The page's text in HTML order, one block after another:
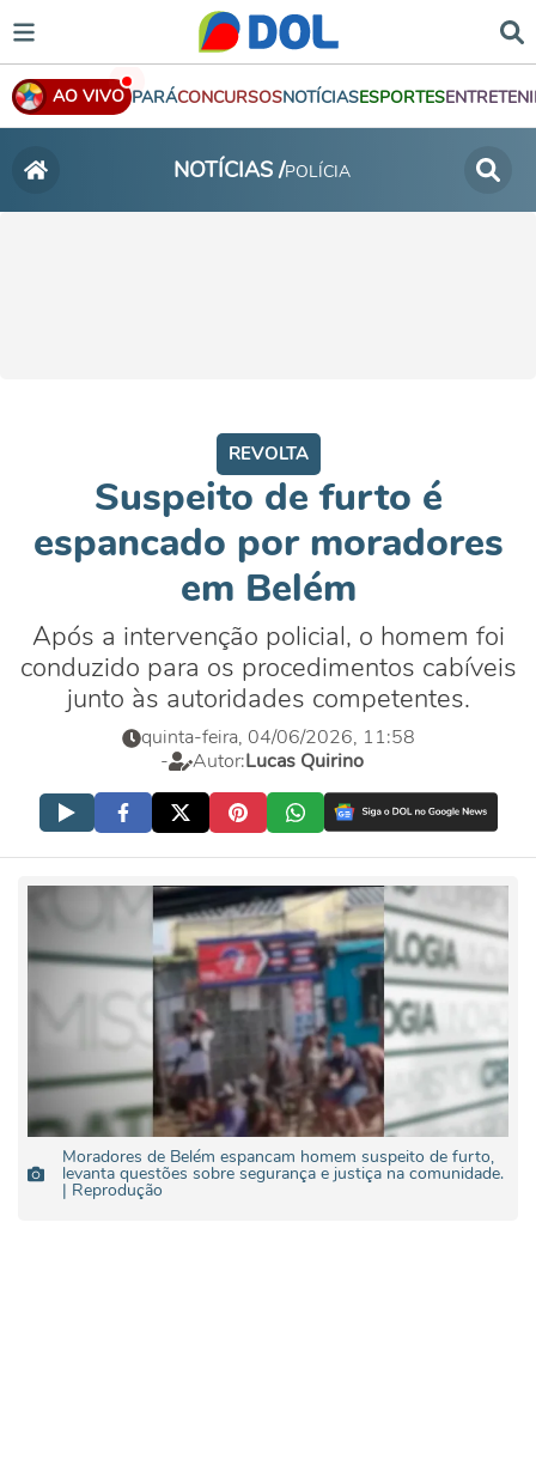
AO VIVO PARÁCONCURSOSNOTÍCIASESPORTES
NOTÍCIAS /POLÍCIA
REVOLTA
Suspeito de furto é
espancado por moradores
em Belém
Após a intervenção policial, o homem foi
conduzido para os procedimentos cabíveis
junto às autoridades competentes.
quinta-feira, 04/06/2026, 11:58
-
Autor:Lucas Quirino
Moradores de Belém espancam homem suspeito de furto,
levanta questões sobre segurança e justiça na comunidade.
| Reprodução